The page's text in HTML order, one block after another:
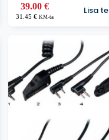
39.00€
31.45€ KM-ta
Lisa